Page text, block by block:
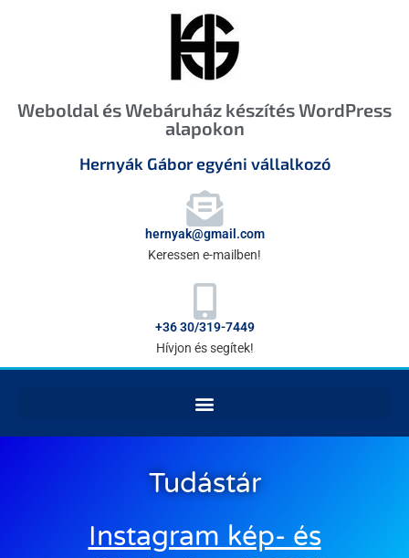
Weboldal és Webáruház készítés WordPress
alapokon
Hernyák Gábor egyéni vállalkozó
hernyak@gmail.com
Keressen e-mailben!
+36 30/319-7449
Hívjon és segítek!
Tudástár
Instagram kép- és